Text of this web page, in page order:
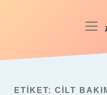
Anasayfa
ETIKET: CILT